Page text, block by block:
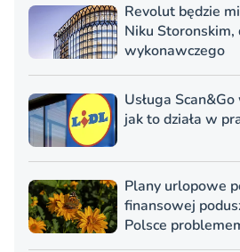
Revolut będzie
Niku Storonskim,
wykonawczego
Usługa
jak to działa w
Plany urlopowe
finansowej
Polsce